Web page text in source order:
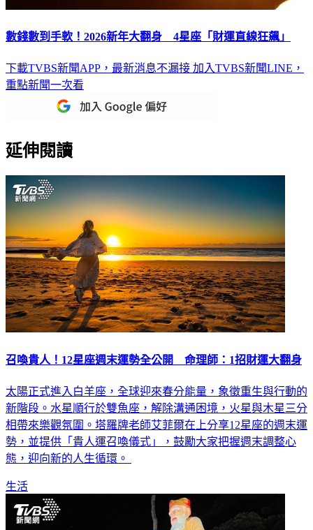
數錢數到手軟！2026新年大翻身 4星座「財運直線狂飆」
下載TVBS新聞APP，最新消息不漏接 加入TVBS新聞LINE，
重點新聞一次看
延伸閱讀
召喚貴人！12星座週末運勢全公開 命理師：1招財運大翻身
太陽正式進入白羊座，全球迎來春分能量，象徵重生與行動的
新階段。水星順行於雙魚座，解除溝通困境，火星與木星三分
相帶來樂觀氛圍。塔羅牌老師艾菲爾在上分享12星座的週末運
勢，並提供「貴人運召喚儀式」，鼓勵大家把握週末調整心
態，迎向新的人生循環。
生活